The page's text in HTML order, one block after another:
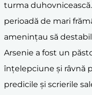
turma
perioadă de mari
amenințau să
Arsenie a fost un
înțelepciune și râvnă
predicile și scrierile